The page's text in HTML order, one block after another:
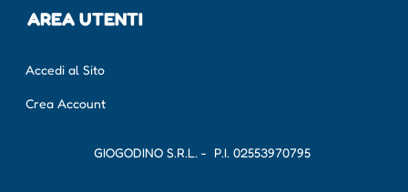
AREA UTENTI
Accedi al Sito
Crea Account
GIOGODINO S.R.L. - P.I. 02553970795